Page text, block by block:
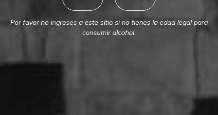
Por favor no ingreses a este sitio si no tienes la edad legal para
consumir alcohol.